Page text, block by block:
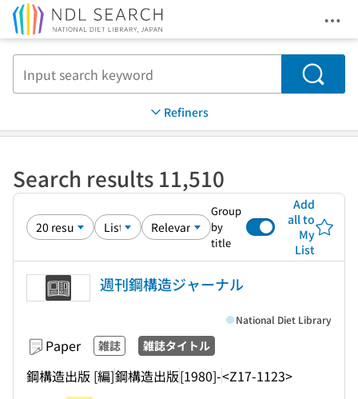
Search
Refiners
Search results 11,510
Group
by
title
Add
all to
My
List
週刊鋼構造ジャーナル
Paper 雑誌 雑誌タイトル
鋼構造出版 [編]鋼構造出版[1980]-<Z17-1123>
National Diet Library